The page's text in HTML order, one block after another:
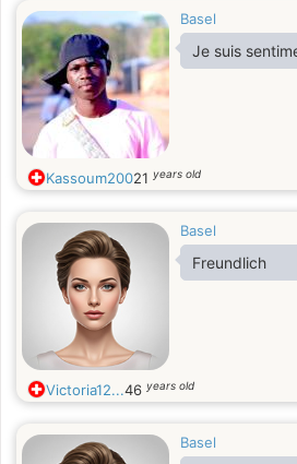
Basel
Je suis
Kassoum20021 years old
Basel
Freundlich
Victoria12...46 years old
Basel